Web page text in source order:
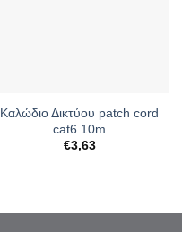
Καλώδιο Δικτύου patch cord
cat6 10m
€3,63